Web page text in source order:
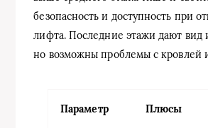
безопасность и доступность при
лифта. Последние этажи дают вид
но возможны проблемы с кровлей
Параметр Плюсы